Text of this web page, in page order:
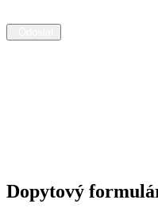
Dopytový